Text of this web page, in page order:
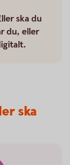
ska du
du, eller
ska